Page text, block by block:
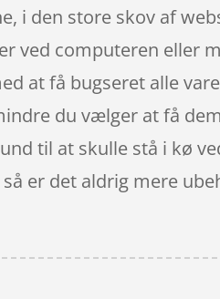
i den store skov af
ved computeren eller
at få bugseret alle
du vælger at få
til at skulle stå i kø
er det aldrig mere